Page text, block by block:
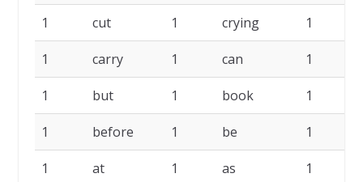
1 cut 1 crying 1
1 carry 1 can 1
1 but 1 book 1
1 before 1 be 1
1 at 1 as 1